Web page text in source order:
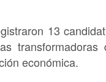
13
económica.